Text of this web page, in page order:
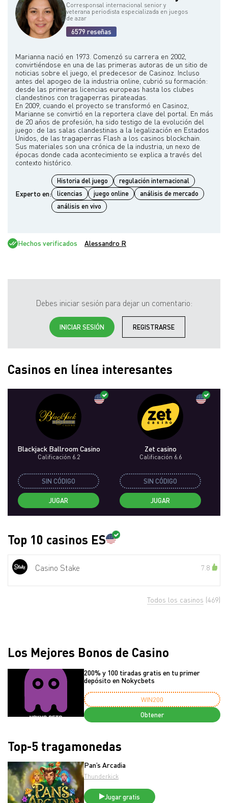
Corresponsal internacional senior y
veterana periodista especializada en juegos
de azar
6579 reseñas
Marianna nació en 1973. Comenzó su carrera en 2002,
convirtiéndose en una de las primeras autoras de un sitio de
noticias sobre el juego, el predecesor de Casinoz. Incluso
antes del apogeo de la industria online, cubrió su formación:
desde las primeras licencias europeas hasta los clubes
clandestinos con tragaperras pirateadas.
En 2009, cuando el proyecto se transformó en Casinoz,
Marianne se convirtió en la reportera clave del portal. En más
de 20 años de profesión, ha sido testigo de la evolución del
juego: de las salas clandestinas a la legalización en Estados
Unidos, de las tragaperras Flash a los casinos blockchain.
Sus materiales son una crónica de la industria, un nexo de
épocas donde cada acontecimiento se explica a través del
Experto en:
Historia del juego
regulación internacional
licencias
juego online
análisis de mercado
análisis en vivo
Hechos verificados Alessandro R
Debes iniciar sesión para dejar un comentario:
INICIAR SESIÓN REGISTRARSE
Casinos en línea interesantes
Blackjack Ballroom Casino
Calificación 6.2
SIN CÓDIGO
JUGAR
Zet casino
Calificación 6.6
SIN CÓDIGO
JUGAR
Top 10 casinos ES
Casino Stake 7.8
Todos los casinos (469)
Los Mejores Bonos de Casino
200% y 100 tiradas gratis en tu primer
depósito en Nokycbets
WIN200
Obtener
Top-5 tragamonedas
Pan’s Arcadia
Thunderkick
Jugar gratis